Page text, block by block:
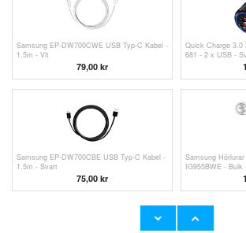
Samsung EP-DW700CWE USB Typ-C Kabel -
1.5m - Vit
79,00 kr
Quick Charge 3.0
681 - 2 x USB -
Samsung EP-DW700CBE USB Typ-C Kabel -
1.5m - Svart
75,00 kr
Samsung
IG955BWE - Bulk